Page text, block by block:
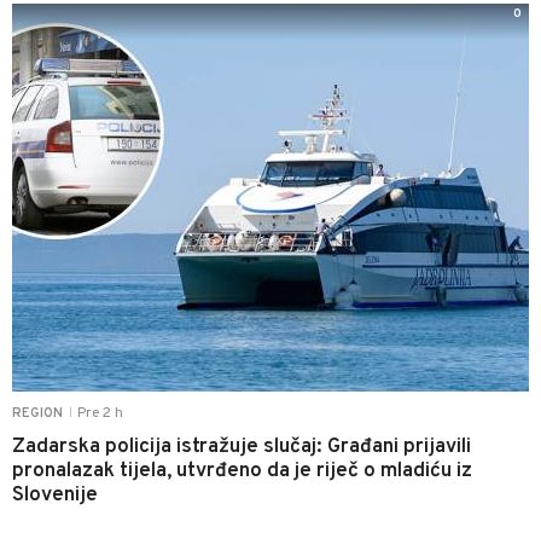
REGION Pre 2 h
Zadarska policija istražuje slučaj: Građani prijavili
pronalazak tijela, utvrđeno da je riječ o mladiću iz
Slovenije
0